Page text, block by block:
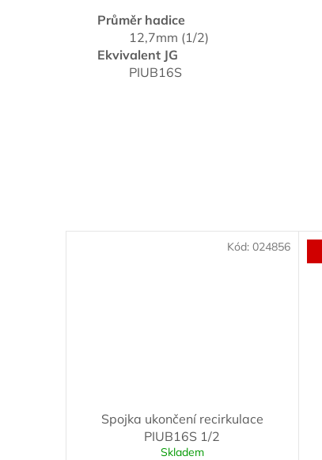
Spojka ukončení recirkulace
PIUB16S 1/2
Skladem
Kód: 024856
Průměr hadice
12,7mm (1/2)
Ekvivalent JG
PIUB16S